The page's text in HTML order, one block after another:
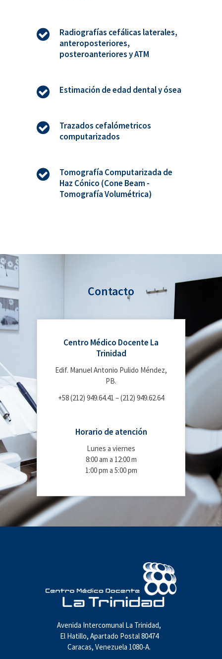
Radiografías cefálicas laterales,
anteroposteriores,
posteroanteriores y ATM
Estimación de edad dental y ósea
Trazados cefalómetricos
computarizados
Tomografía Computarizada de
Haz Cónico (Cone Beam -
Tomografía Volumétrica)
Contacto
Centro Médico Docente La
Trinidad
Edif. Manuel Antonio Pulido Méndez,
PB.
+58 (212) 949.64.41 – (212) 949.62.64
Horario de atención
Lunes a viernes
8:00 am a 12:00 m
1:00 pm a 5:00 pm
Avenida Intercomunal La Trinidad,
El Hatillo, Apartado Postal 80474
Caracas, Venezuela 1080-A.